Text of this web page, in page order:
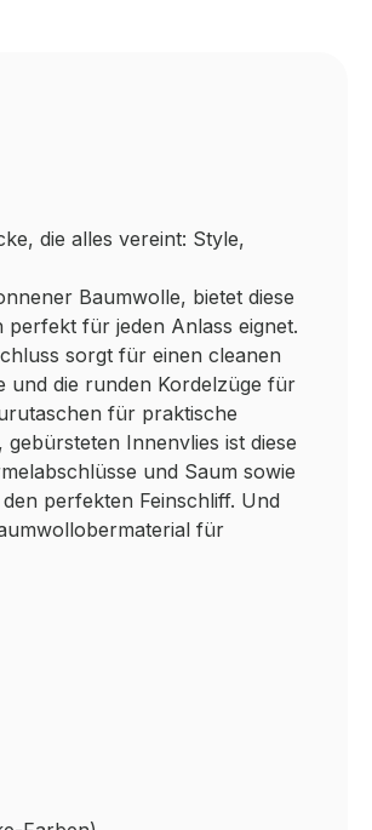
die alles vereint: Style,
Baumwolle, bietet diese
für jeden Anlass eignet.
sorgt für einen cleanen
und die runden Kordelzüge für
für praktische
Innenvlies ist diese
und Saum sowie
perfekten Feinschliff. Und
für